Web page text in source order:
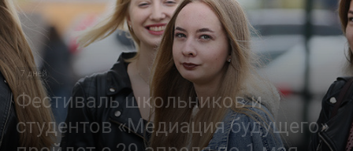
7 дней
Фестиваль школьников и
студентов «Медиация будущего»